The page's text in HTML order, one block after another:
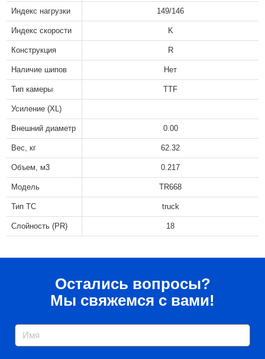
Индекс нагрузки 149/146
Индекс скорости K
Конструкция R
Наличие шипов Нет
Тип камеры TTF
Усиление (XL)
Внешний диаметр 0.00
Вес, кг 62.32
Объем, м3 0.217
Модель TR668
Тип ТС truck
Слойность (PR) 18
Остались вопросы?
Мы свяжемся с вами!